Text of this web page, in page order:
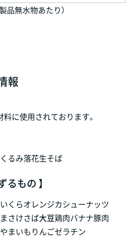
品無水物あたり）
報
に使用されております。
くるみ落花生そば
るもの 】
いくらオレンジカシューナッツ
さけさば大豆鶏肉バナナ豚肉
やまいも りんごゼラチン